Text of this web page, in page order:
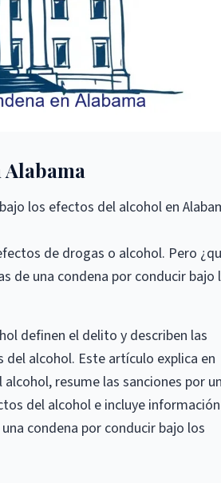
Alabama
los efectos del alcohol en
de drogas o alcohol. Pero
de una condena por conducir bajo
definen el delito y describen las
alcohol. Este artículo explica en
resume las sanciones por
del alcohol e incluye información
condena por conducir bajo los